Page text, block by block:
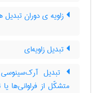
زاویه ی دوران
تبدیل زاویه‌ای
تبدیل
متشکّل از فراوانی‌ها